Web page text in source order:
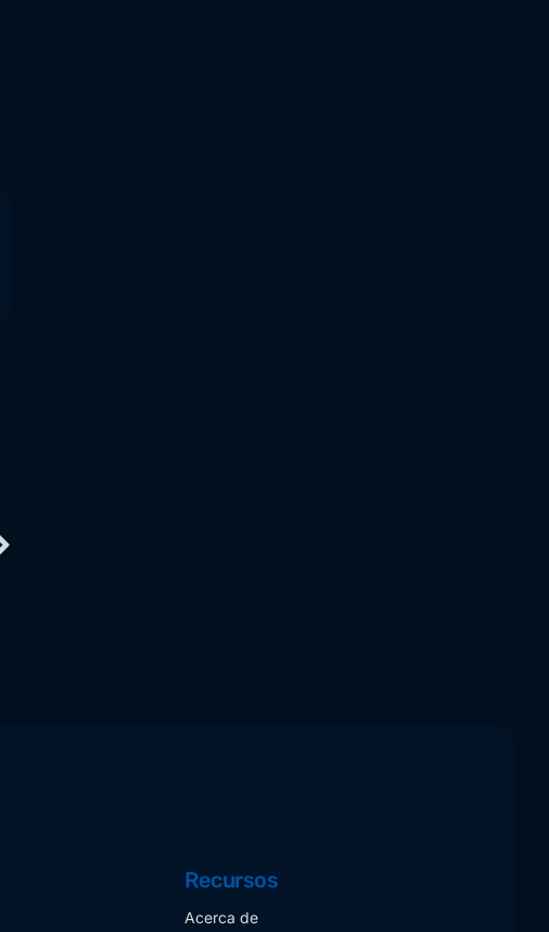
Recursos
Acerca de